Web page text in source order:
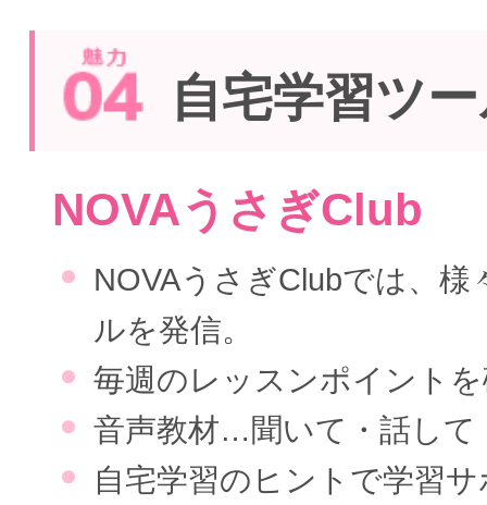
自宅学習ツ
NOVAうさぎClub
NOVAうさぎClubでは、様
ルを発信。
毎週のレッスンポイント
音声教材…聞いて・話して
自宅学習のヒントで学習